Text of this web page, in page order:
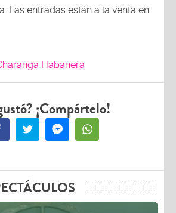
Las entradas están a la venta en
Habanera
¡Compártelo!